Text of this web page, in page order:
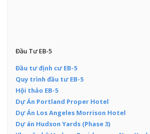
Đầu Tư EB-5
Đầu tư định cư EB-5
Quy trình đầu tư EB-5
Hội thảo EB-5
Dự Án Portland Proper Hotel
Dự Án Los Angeles Morrison Hotel
Dự án Hudson Yards (Phase 3)